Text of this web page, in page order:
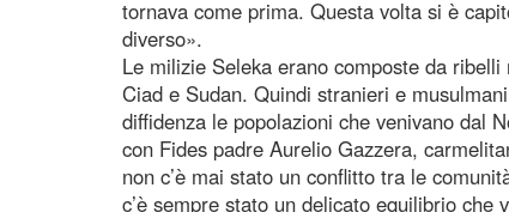
tornava come prima. Questa volta si è
diverso».
Le milizie Seleka erano composte da
Ciad e Sudan. Quindi stranieri e
diffidenza le popolazioni che venivano dal
con Fides padre Aurelio Gazzera,
non c’è mai stato un conflitto tra le
c’è sempre stato un delicato equilibrio